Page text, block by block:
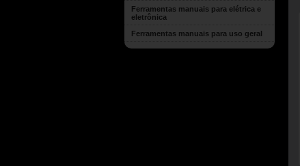
Ferramentas manuais para elétrica e
eletrônica
Ferramentas manuais para uso geral